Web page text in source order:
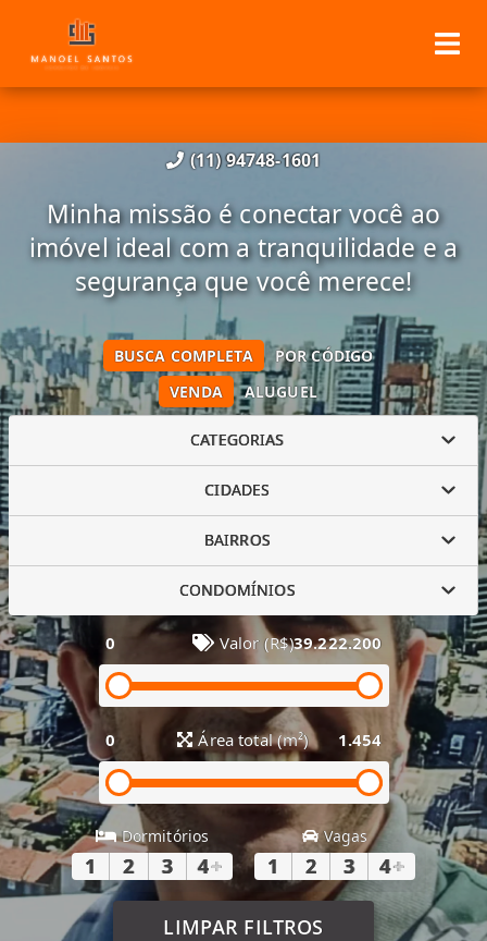
(11) 94748-1601
Minha missão é conectar você ao
imóvel ideal com a tranquilidade e a
segurança que você merece!
VENDA ALUGUEL
BUSCA COMPLETA POR CÓDIGO
CATEGORIAS
CIDADES
BAIRROS
CONDOMÍNIOS
0 Valor (R$)39.222.200
0 Área total (m²) 1.454
Dormitórios
1 2 3 4+
Vagas
1 2 3 4+
LIMPAR FILTROS